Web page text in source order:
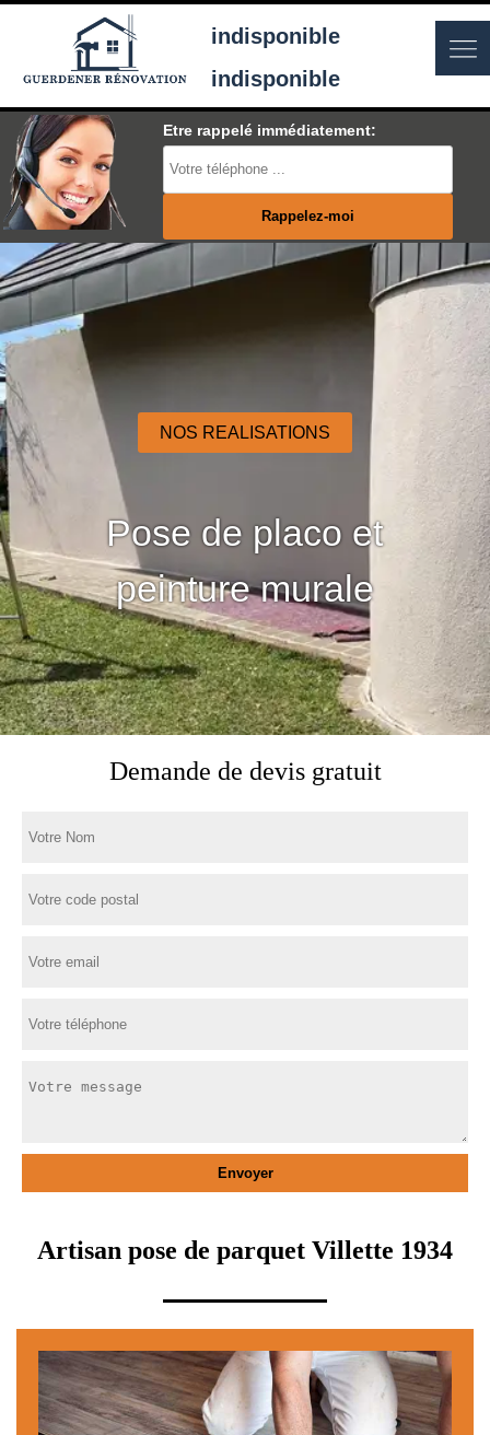
indisponible
indisponible
Etre rappelé immédiatement:
NOS REALISATIONS
Pose de placo et
peinture murale
Demande de devis gratuit
Artisan pose de parquet Villette 1934